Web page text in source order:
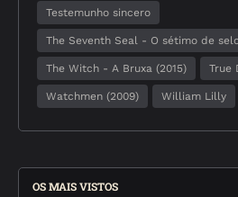
Testemunho sincero
The Seventh Seal - O sétimo de
The Witch - A Bruxa (2015) True
Watchmen (2009) William Lilly
OS MAIS VISTOS